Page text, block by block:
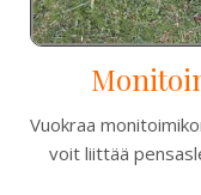
Vuokraa
voit liittää